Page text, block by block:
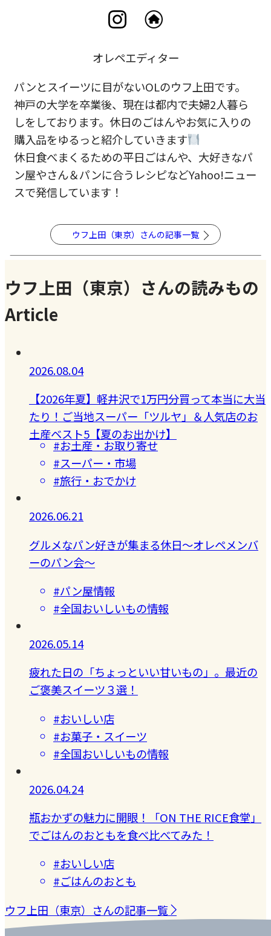
オレペエディター
パンとスイーツに目がないOLのウフ上田です。
神戸の大学を卒業後、現在は都内で夫婦2人暮ら
しをしております。休日のごはんやお気に入りの
購入品をゆるっと紹介していきます
休日食べまくるための平日ごはんや、大好きなパ
ン屋やさん＆パンに合うレシピなどYahoo!ニュー
スで発信しています！
ウフ上田（東京）さんの記事一覧
ウフ上田（東京）さんの読みもの
Article
2026.08.04
【2026年夏】軽井沢で1万円分買って本当に大当
たり！ご当地スーパー「ツルヤ」＆人気店のお
土産ベスト5【夏のお出かけ】
#お土産・お取り寄せ
#スーパー・市場
#旅行・おでかけ
2026.06.21
グルメなパン好きが集まる休日〜オレペメンバ
ーのパン会〜
#パン屋情報
#全国おいしいもの情報
2026.05.14
疲れた日の「ちょっといい甘いもの」。最近の
ご褒美スイーツ３選！
#おいしい店
#お菓子・スイーツ
#全国おいしいもの情報
2026.04.24
瓶おかずの魅力に開眼！「ON THE RICE食堂」
でごはんのおともを食べ比べてみた！
#おいしい店
#ごはんのおとも
ウフ上田（東京）さんの記事一覧